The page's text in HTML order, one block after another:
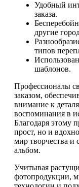
Удобный
заказа.
другие
типов
шаблонов.
Профессионалы
заказом,
внимание к
воспоминания в
Благодаря этому
прост, но и
мир творчества и
альбом.
Учитывая
фотопродукции,